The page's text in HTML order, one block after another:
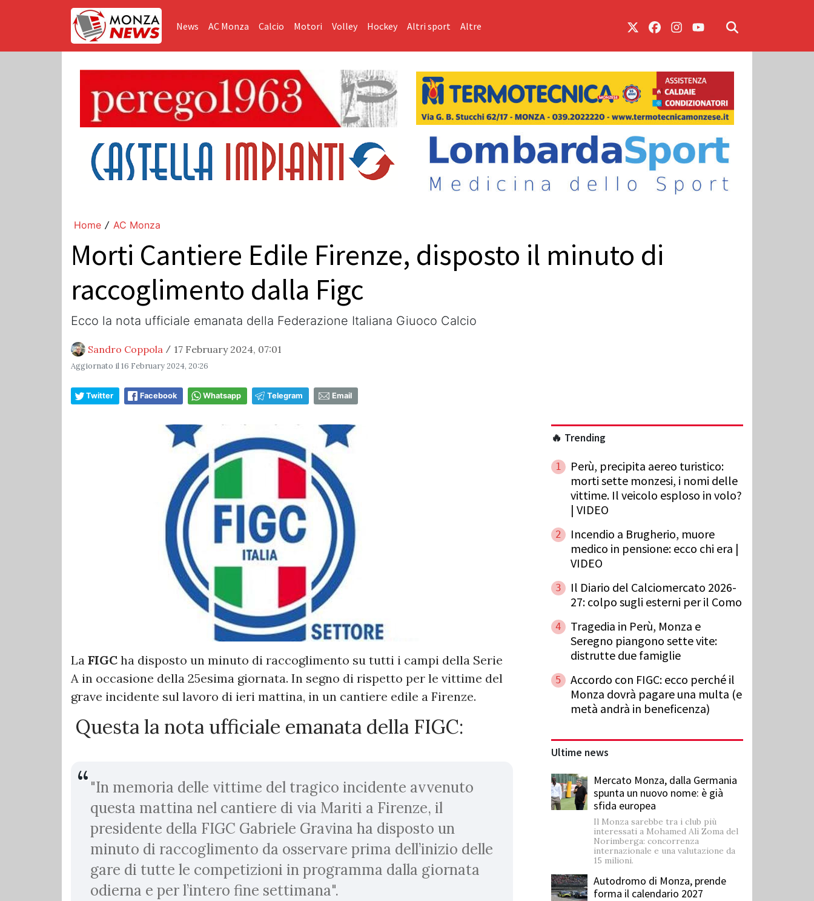
News AC Monza Calcio Motori Volley Hockey Altri sport Altre
Home / AC Monza
Morti Cantiere Edile Firenze, disposto il minuto di
raccoglimento dalla Figc
Ecco la nota ufficiale emanata della Federazione Italiana Giuoco Calcio
Sandro Coppola / 17 February 2024, 07:01
Aggiornato il16 February 2024, 20:26
Twitter Facebook Whatsapp Telegram Email
La FIGC ha disposto un minuto di raccoglimento su tutti i campi della Serie
A in occasione della 25esima giornata. In segno di rispetto per le vittime del
grave incidente sul lavoro di ieri mattina, in un cantiere edile a Firenze.
Questa la nota ufficiale emanata della FIGC:
"In memoria delle vittime del tragico incidente avvenuto
questa mattina nel cantiere di via Mariti a Firenze, il
presidente della FIGC Gabriele Gravina ha disposto un
minuto di raccoglimento da osservare prima dell’inizio delle
gare di tutte le competizioni in programma dalla giornata
odierna e per l’intero fine settimana".
🔥 Trending
1
Perù, precipita aereo turistico:
morti sette monzesi, i nomi delle
vittime. Il veicolo esploso in volo?
| VIDEO
2
Incendio a Brugherio, muore
medico in pensione: ecco chi era |
VIDEO
3
Il Diario del Calciomercato 2026-
27: colpo sugli esterni per il Como
4
Tragedia in Perù, Monza e
Seregno piangono sette vite:
distrutte due famiglie
5
Accordo con FIGC: ecco perché il
Monza dovrà pagare una multa (e
metà andrà in beneficenza)
Ultime news
Mercato Monza, dalla Germania
spunta un nuovo nome: è già
sfida europea
Il Monza sarebbe tra i club più
interessati a Mohamed Alì Zoma del
Norimberga: concorrenza
internazionale e una valutazione da
15 milioni.
Autodromo di Monza, prende
forma il calendario 2027